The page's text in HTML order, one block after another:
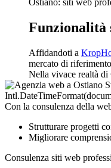
Ostiano: siti web
Funzionalità
Affidandoti a
mercato di
Nella vivace realtà di
Con la consulenza della
Strutturare progetti
Migliorare
Consulenza siti web